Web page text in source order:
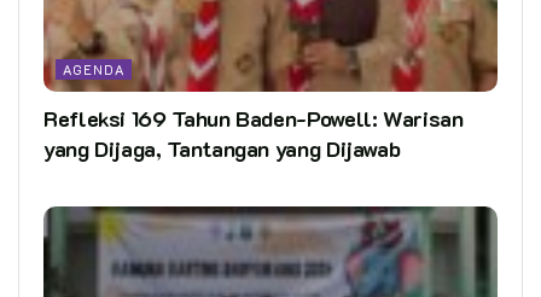
AGENDA
Refleksi 169 Tahun Baden-Powell: Warisan
yang Dijaga, Tantangan yang Dijawab